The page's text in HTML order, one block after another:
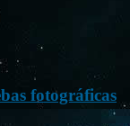
fotográficas